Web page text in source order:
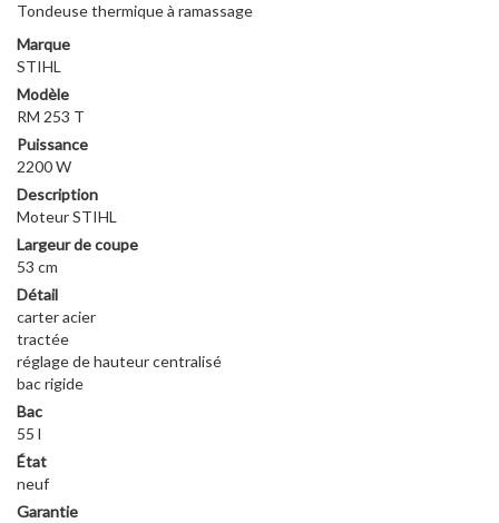
T
Tondeuse thermique à ramassage
Marque
STIHL
Modèle
RM 253 T
Puissance
2200 W
Description
Moteur STIHL
Largeur de coupe
53 cm
Détail
carter acier
tractée
réglage de hauteur centralisé
bac rigide
Bac
55 l
État
neuf
Garantie